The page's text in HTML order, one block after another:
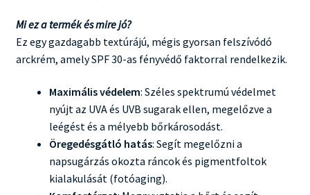
Mi ez a termék és mire jó?
Ez egy gazdagabb textúrájú, mégis gyorsan felszívódó
arckrém, amely SPF 30-as fényvédő faktorral rendelkezik.
Maximális védelem: Széles spektrumú védelmet
nyújt az UVA és UVB sugarak ellen, megelőzve a
leégést és a mélyebb bőrkárosodást.
Öregedésgátló hatás: Segít megelőzni a
napsugárzás okozta ráncok és pigmentfoltok
kialakulását (fotóaging).